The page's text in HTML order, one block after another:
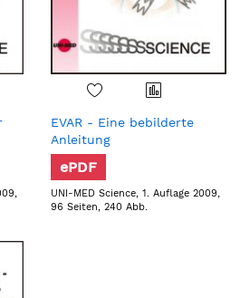
EVAR - Eine bebilderte
Anleitung
ePDF
UNI-MED Science, 1. Auflage 2009,
96 Seiten, 240 Abb.